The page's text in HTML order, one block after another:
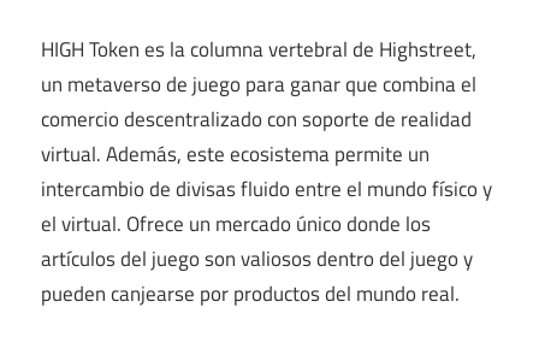
HIGH Token es la columna vertebral de Highstreet,
un metaverso de juego para ganar que combina el
comercio descentralizado con soporte de realidad
virtual. Además, este ecosistema permite un
intercambio de divisas fluido entre el mundo físico y
el virtual. Ofrece un mercado único donde los
artículos del juego son valiosos dentro del juego y
pueden canjearse por productos del mundo real.